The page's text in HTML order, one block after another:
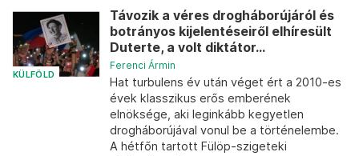
KÜLFÖLD
Távozik a véres drogháborújáról és
botrányos kijelentéseiről elhíresült
Duterte, a volt diktátor...
Ferenci Ármin
Hat turbulens év után véget ért a 2010-es
évek klasszikus erős emberének
elnöksége, aki leginkább kegyetlen
drogháborújával vonul be a történelembe.
A hétfőn tartott Fülöp-szigeteki